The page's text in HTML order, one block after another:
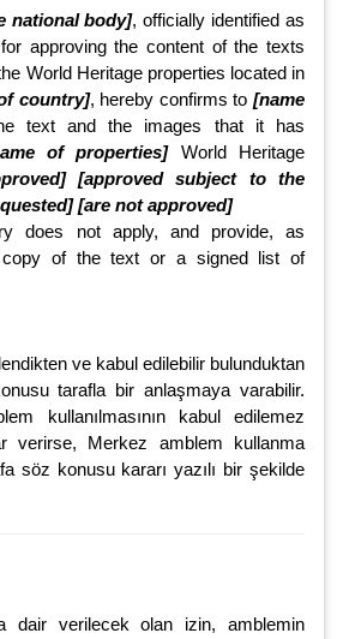
national body], officially identified as
approving the content of the texts
World Heritage properties located in
country], hereby confirms to[name
text and the images that it has
of properties] World Heritage
[approved subject to the
[are not approved]
does not apply, and provide, as
copy of the text or a signed list of
ve kabul edilebilir bulunduktan
tarafla bir anlaşmaya varabilir.
kullanılmasının kabul edilemez
verirse, Merkez amblem kullanma
söz konusu kararı yazılı bir şekilde
dair verilecek olan izin, amblemin